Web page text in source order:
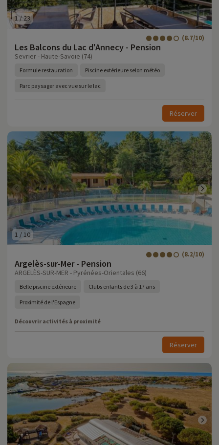
1/23
Les Balcons du Lac d'Annecy - Pension
(8.7/10)
Sevrier - Haute-Savoie (74)
Formule restauration Piscine extérieure selon météo
Parc paysager avec vue sur le lac
Réserver
1 / 10
Argelès-sur-Mer - Pension
(8.2/10)
ARGELÈS-SUR-MER - Pyrénées-Orientales (66)
Belle piscine extérieure Clubs enfants de 3 à 17 ans
Proximité de l'Espagne
Découvrir activités à proximité
Réserver